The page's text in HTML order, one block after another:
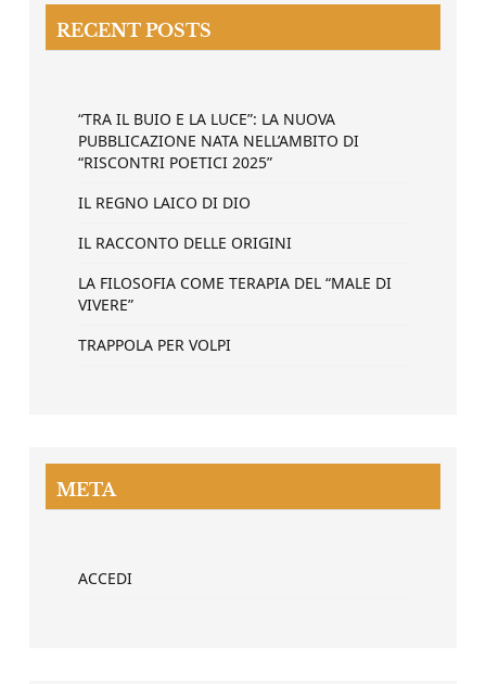
RECENT POSTS
“TRA IL BUIO E LA LUCE”: LA NUOVA
PUBBLICAZIONE NATA NELL’AMBITO DI
“RISCONTRI POETICI 2025”
IL REGNO LAICO DI DIO
IL RACCONTO DELLE ORIGINI
LA FILOSOFIA COME TERAPIA DEL “MALE DI
VIVERE”
TRAPPOLA PER VOLPI
META
ACCEDI